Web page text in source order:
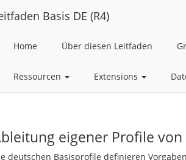
Basis DE (R4)
Home Über diesen Leitfaden
Ressourcen Extensions
eigener Profile
deutschen Basisprofile definieren